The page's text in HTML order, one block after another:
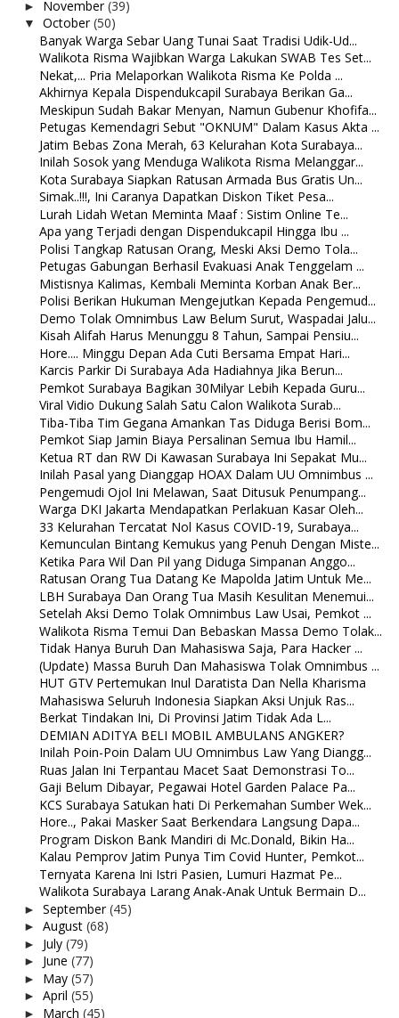
► November(39)
▼ October(50)
Banyak Warga Sebar Uang Tunai Saat Tradisi Udik-Ud...
Walikota Risma Wajibkan Warga Lakukan SWAB Tes Set...
Nekat,... Pria Melaporkan Walikota Risma Ke Polda ...
Akhirnya Kepala Dispendukcapil Surabaya Berikan Ga...
Meskipun Sudah Bakar Menyan, Namun Gubenur Khofifa...
Petugas Kemendagri Sebut "OKNUM" Dalam Kasus Akta ...
Jatim Bebas Zona Merah, 63 Kelurahan Kota Surabaya...
Inilah Sosok yang Menduga Walikota Risma Melanggar...
Kota Surabaya Siapkan Ratusan Armada Bus Gratis Un...
Simak..!!!, Ini Caranya Dapatkan Diskon Tiket Pesa...
Lurah Lidah Wetan Meminta Maaf : Sistim Online Te...
Apa yang Terjadi dengan Dispendukcapil Hingga Ibu ...
Polisi Tangkap Ratusan Orang, Meski Aksi Demo Tola...
Petugas Gabungan Berhasil Evakuasi Anak Tenggelam ...
Mistisnya Kalimas, Kembali Meminta Korban Anak Ber...
Polisi Berikan Hukuman Mengejutkan Kepada Pengemud...
Demo Tolak Omnimbus Law Belum Surut, Waspadai Jalu...
Kisah Alifah Harus Menunggu 8 Tahun, Sampai Pensiu...
Hore.... Minggu Depan Ada Cuti Bersama Empat Hari...
Karcis Parkir Di Surabaya Ada Hadiahnya Jika Berun...
Pemkot Surabaya Bagikan 30Milyar Lebih Kepada Guru...
Viral Vidio Dukung Salah Satu Calon Walikota Surab...
Tiba-Tiba Tim Gegana Amankan Tas Diduga Berisi Bom...
Pemkot Siap Jamin Biaya Persalinan Semua Ibu Hamil...
Ketua RT dan RW Di Kawasan Surabaya Ini Sepakat Mu...
Inilah Pasal yang Dianggap HOAX Dalam UU Omnimbus ...
Pengemudi Ojol Ini Melawan, Saat Ditusuk Penumpang...
Warga DKI Jakarta Mendapatkan Perlakuan Kasar Oleh...
33 Kelurahan Tercatat Nol Kasus COVID-19, Surabaya...
Kemunculan Bintang Kemukus yang Penuh Dengan Miste...
Ketika Para Wil Dan Pil yang Diduga Simpanan Anggo...
Ratusan Orang Tua Datang Ke Mapolda Jatim Untuk Me...
LBH Surabaya Dan Orang Tua Masih Kesulitan Menemui...
Setelah Aksi Demo Tolak Omnimbus Law Usai, Pemkot ...
Walikota Risma Temui Dan Bebaskan Massa Demo Tolak...
Tidak Hanya Buruh Dan Mahasiswa Saja, Para Hacker ...
(Update) Massa Buruh Dan Mahasiswa Tolak Omnimbus ...
HUT GTV Pertemukan Inul Daratista Dan Nella Kharisma
Mahasiswa Seluruh Indonesia Siapkan Aksi Unjuk Ras...
Berkat Tindakan Ini, Di Provinsi Jatim Tidak Ada L...
DEMIAN ADITYA BELI MOBIL AMBULANS ANGKER?
Inilah Poin-Poin Dalam UU Omnimbus Law Yang Diangg...
Ruas Jalan Ini Terpantau Macet Saat Demonstrasi To...
Gaji Belum Dibayar, Pegawai Hotel Garden Palace Pa...
KCS Surabaya Satukan hati Di Perkemahan Sumber Wek...
Hore.., Pakai Masker Saat Berkendara Langsung Dapa...
Program Diskon Bank Mandiri di Mc.Donald, Bikin Ha...
Kalau Pemprov Jatim Punya Tim Covid Hunter, Pemkot...
Ternyata Karena Ini Istri Pasien, Lumuri Hazmat Pe...
Walikota Surabaya Larang Anak-Anak Untuk Bermain D...
► September(45)
► August (68)
► July (79)
► June (77)
► May (57)
► April (55)
► March (45)